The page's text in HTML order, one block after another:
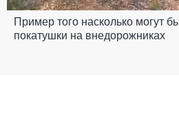
Пример того насколько могут
покатушки на внедорожниках